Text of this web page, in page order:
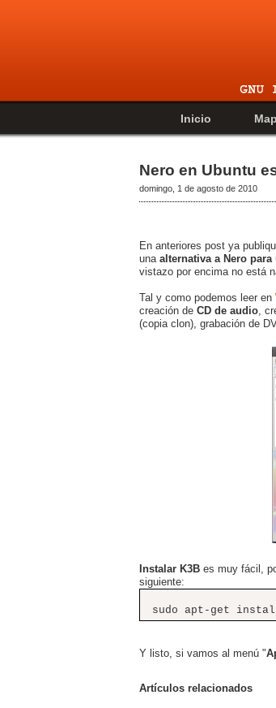
Inicio
Nero en Ubuntu
domingo, 1 de agosto de 2010
En anteriores post ya
una alternativa a Nero
vistazo por encima no está
Tal y como podemos leer en
creación de CD de audio ,
(copia clon), grabación de
Instalar K3B es muy fácil,
siguiente:
sudo apt-get
Y listo, si vamos al menú "
Artículos relacionados